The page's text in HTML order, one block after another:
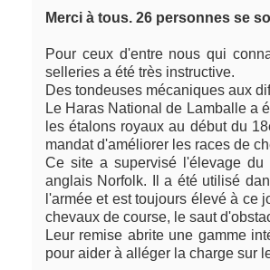
Merci à tous. 26 personnes se
Pour ceux d'entre nous qui
selleries a été très instructive.
Des tondeuses mécaniques aux
Le Haras National de Lamballe a
les étalons royaux au début du
mandat d'améliorer les races de
Ce site a supervisé l'élevage
anglais Norfolk. Il a été utilisé
l'armée et est toujours élevé à ce
chevaux de course, le saut
Leur remise abrite une gamme
pour aider à alléger la charge sur